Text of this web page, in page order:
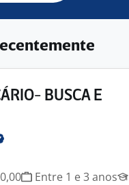
BUSCA E
Entre 1 e 3 anos